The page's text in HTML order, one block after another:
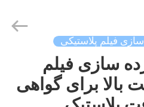
فیلم پلاستیکی
سازی فیلم
بالا برای گواهی